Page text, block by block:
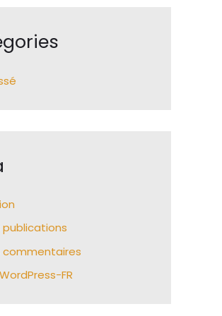
publications
commentaires
FR